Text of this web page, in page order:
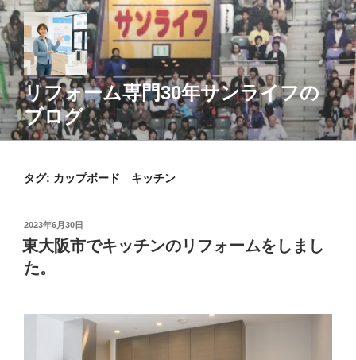
コ
ン
テ
ン
ツ
へ
ス
キ
リフォーム専門30年サンライフの
ブログ
タグ: カップボード キッチン
投
稿
日:
2023年6月30日
東大阪市でキッチンのリフォームをしまし
た。